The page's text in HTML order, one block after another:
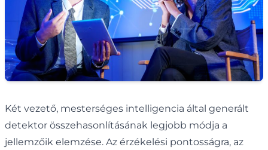
Két vezető, mesterséges intelligencia által generált
detektor összehasonlításának legjobb módja a
jellemzőik elemzése. Az érzékelési pontosságra, az